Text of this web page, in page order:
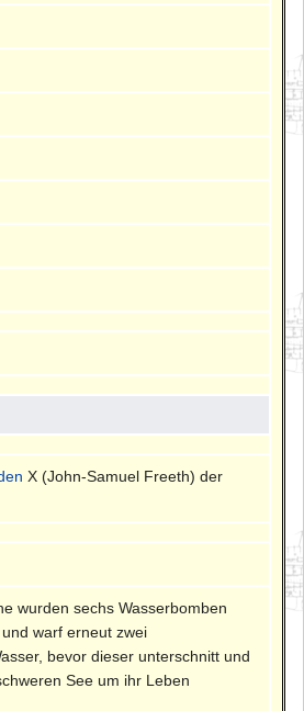
X (John-Samuel Freeth) der
wurden sechs Wasserbomben
warf erneut zwei
bevor dieser unterschnitt und
See um ihr Leben